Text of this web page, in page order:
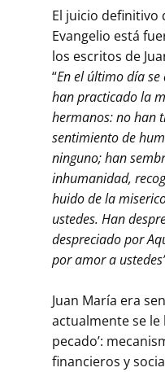
El juicio definitivo
Evangelio está
los escritos de
“En el último día
han practicado la
hermanos: no han
sentimiento de
ninguno; han
inhumanidad,
huido de la
ustedes. Han
despreciado por
por amor a
Juan María era
actualmente se le
pecado’:
financieros y